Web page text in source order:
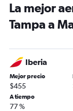
La mejor
Tampa a
Iberia
Mejor precio
$455
A tiempo
77 %